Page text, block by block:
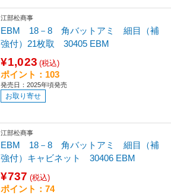
江部松商事
EBM 18－8 角バットアミ 細目（補
強付）21枚取 30405 EBM
¥1,023 (税込)
ポイント：103
発売日：2025年頃発売
お取り寄せ
江部松商事
EBM 18－8 角バットアミ 細目（補
強付）キャビネット 30406 EBM
¥737 (税込)
ポイント：74